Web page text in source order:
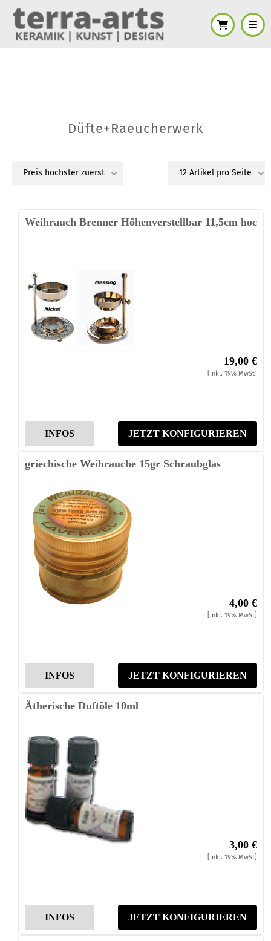
Düfte+Raeucherwerk
Preis höchster zuerst 12 Artikel pro Seite
Weihrauch Brenner Höhenverstellbar 11,5cm hoch
19,00 €
[inkl. 19% MwSt]
INFOS JETZT KONFIGURIEREN
griechische Weihrauche 15gr Schraubglas
4,00 €
[inkl. 19% MwSt]
INFOS JETZT KONFIGURIEREN
Ätherische Duftöle 10ml
3,00 €
[inkl. 19% MwSt]
INFOS JETZT KONFIGURIEREN